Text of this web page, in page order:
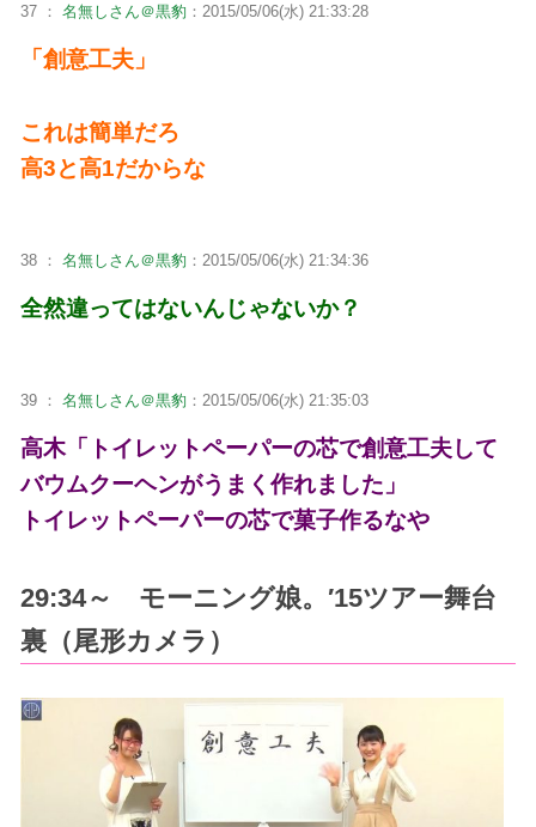
37 ： 名無しさん＠黒豹 ：2015/05/06(水) 21:33:28
「創意工夫」
これは簡単だろ
高3と高1だからな
38 ： 名無しさん＠黒豹 ：2015/05/06(水) 21:34:36
全然違ってはないんじゃないか？
39 ： 名無しさん＠黒豹 ：2015/05/06(水) 21:35:03
高木「トイレットペーパーの芯で創意工夫して
バウムクーヘンがうまく作れました」
トイレットペーパーの芯で菓子作るなや
29:34～ モーニング娘。′15ツアー舞台
裏（尾形カメラ）